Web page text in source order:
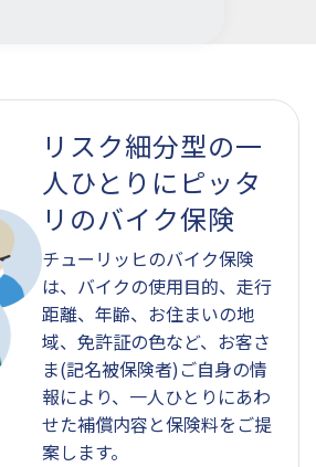
リスク細分型の一
人ひとりにピッタ
リのバイク保険
チューリッヒのバイク保険
は、バイクの使用目的、走行
距離、年齢、お住まいの地
域、免許証の色など、お客さ
ま(記名被保険者)ご自身の情
報により、一人ひとりにあわ
せた補償内容と保険料をご提
案します。